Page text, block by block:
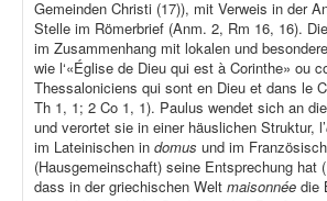
Gemeinden Christi (17)), mit Verweis in der
Stelle im Römerbrief (Anm. 2, Rm 16, 16).
im Zusammenhang mit lokalen und
wie l‘«Église de Dieu qui est à Corinthe» ou
Thessaloniciens qui sont en Dieu et dans le
Th 1, 1; 2 Co 1, 1). Paulus wendet sich an
und verortet sie in einer häuslichen Struktur, l’
im Lateinischen in domus und im
(Hausgemeinschaft) seine Entsprechung hat
dass in der griechischen Welt maisonnée die